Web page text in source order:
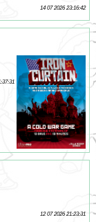
14 07 2026 23:16:42
12 07 2026 21:23:31